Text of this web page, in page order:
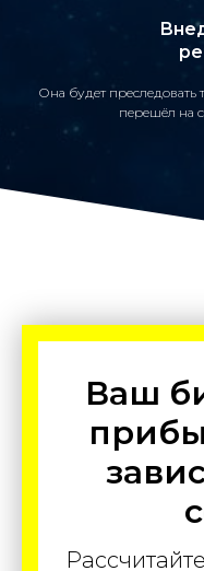
Она будет преследовать
перешёл на
Ваш